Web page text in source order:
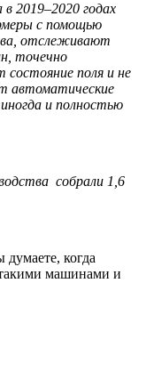
в 2019–2020 годах
с помощью
отслеживают
точечно
состояние поля и не
автоматические
и полностью
собрали 1,6
когда
такими машинами и